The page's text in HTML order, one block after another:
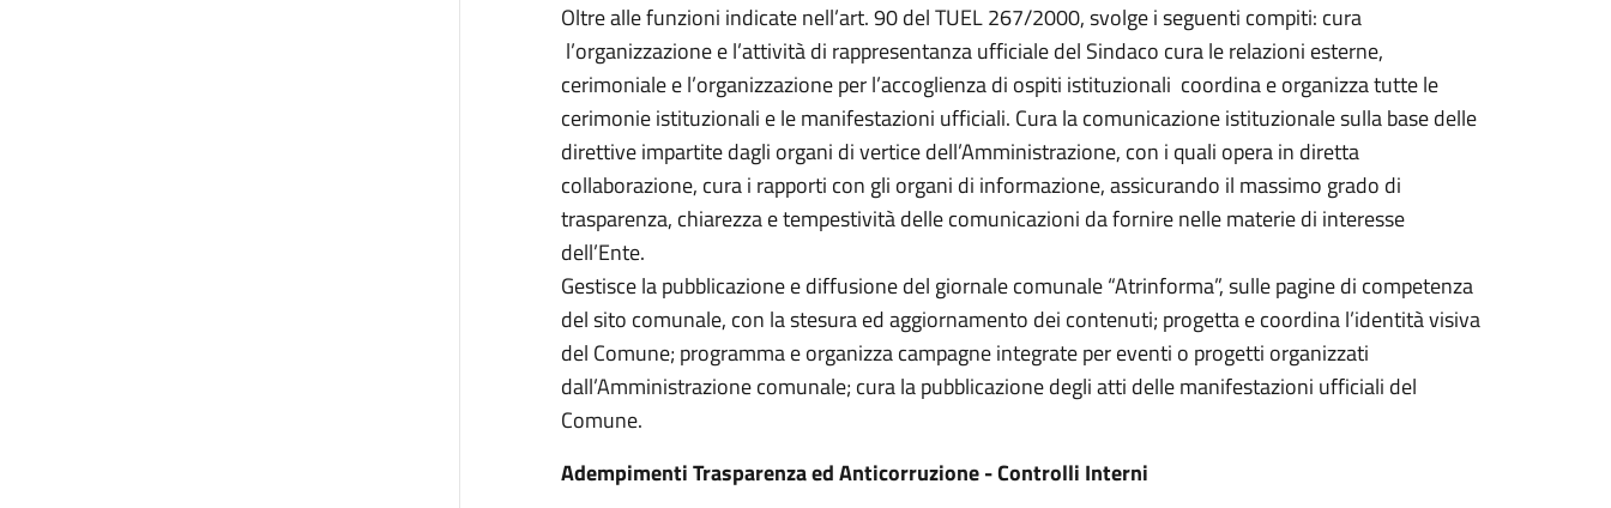
Oltre alle funzioni indicate nell’art. 90 del TUEL 267/2000, svolge i seguenti compiti: cura
l’organizzazione e l’attività di rappresentanza ufficiale del Sindaco cura le relazioni esterne,
cerimoniale e l’organizzazione per l’accoglienza di ospiti istituzionali coordina e organizza tutte le
cerimonie istituzionali e le manifestazioni ufficiali. Cura la comunicazione istituzionale sulla base delle
direttive impartite dagli organi di vertice dell’Amministrazione, con i quali opera in diretta
collaborazione, cura i rapporti con gli organi di informazione, assicurando il massimo grado di
trasparenza, chiarezza e tempestività delle comunicazioni da fornire nelle materie di interesse
dell’Ente.
Gestisce la pubblicazione e diffusione del giornale comunale “Atrinforma”, sulle pagine di competenza
del sito comunale, con la stesura ed aggiornamento dei contenuti; progetta e coordina l’identità visiva
del Comune; programma e organizza campagne integrate per eventi o progetti organizzati
dall’Amministrazione comunale; cura la pubblicazione degli atti delle manifestazioni ufficiali del
Comune.
Adempimenti Trasparenza ed Anticorruzione - Controlli Interni